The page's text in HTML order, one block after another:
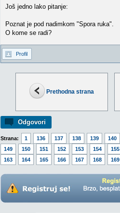
Prethodna strana
Odgovori
Strana: 1 136 137 138 139 140
149
150 151 152 153 154 155
163
164 165 166 167 168 169
Još jedno lako pitanje:
Poznat je pod nadimkom "Spora ruka".
O kome se radi?
Profil